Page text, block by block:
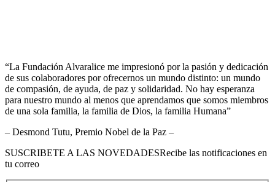
“La Fundación Alvaralice me impresionó por la pasión y dedicación
de sus colaboradores por ofrecernos un mundo distinto: un mundo
de compasión, de ayuda, de paz y solidaridad. No hay esperanza
para nuestro mundo al menos que aprendamos que somos miembros
de una sola familia, la familia de Dios, la familia Humana”
– Desmond Tutu, Premio Nobel de la Paz –
SUSCRIBETE A LAS NOVEDADESRecibe las notificaciones en
tu correo